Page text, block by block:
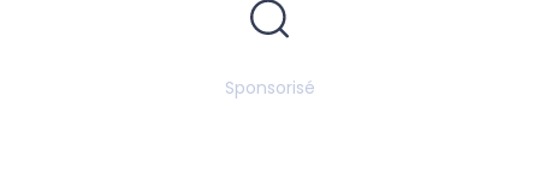
Sponsorisé